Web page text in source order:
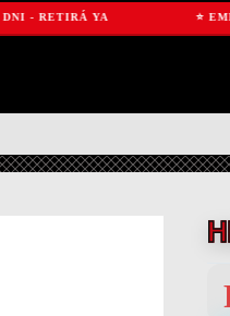
YA ⭐ EMPRESA